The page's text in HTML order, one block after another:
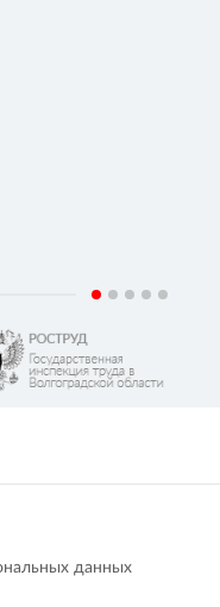
данных